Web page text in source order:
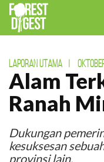
LAPORAN UTAMA
Alam
Ranah
Dukungan
kesuksesan
provinsi lain.